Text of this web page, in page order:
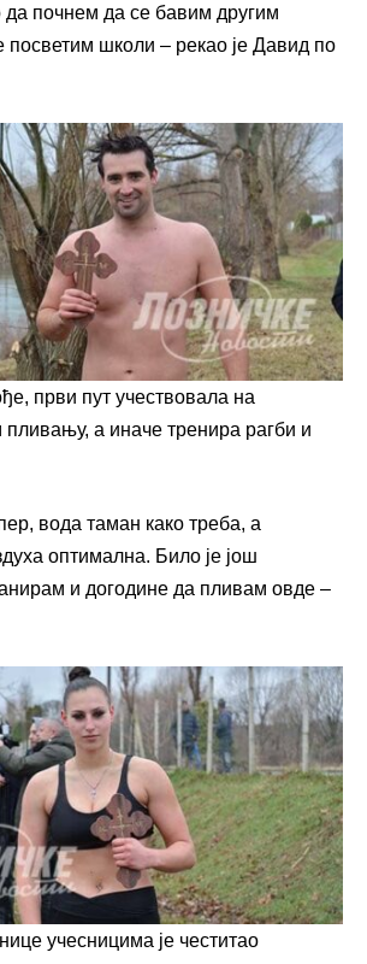
да почнем да се бавим другим
посветим школи – рекао је Давид по
први пут учествовала на
а иначе тренира рагби и
вода таман како треба, а
оптимална. Било је још
и догодине да пливам овде –
учесницима је честитао